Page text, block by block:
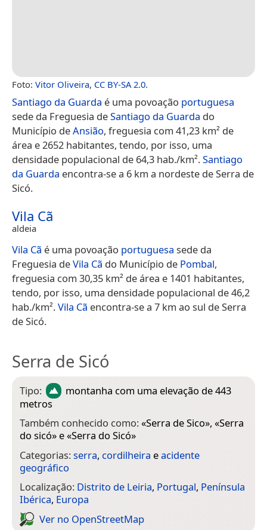
Foto: Vitor Oliveira, CC BY-SA 2.0.
Santiago da Guarda é uma povoação portuguesa
sede da Freguesia deSantiago da Guarda do
Município deAnsião, freguesia com 41,23 km² de
área e 2652 habitantes, tendo, por isso, uma
densidade populacional de 64,3 hab./km².Santiago
da Guarda encontra-se a 6 km a nordeste de Serra de
Sicó.
Vila Cã
aldeia
Vila Cã é uma povoação portuguesa sede da
Freguesia deVila Cã do Município de Pombal,
freguesia com 30,35 km² de área e 1401 habitantes,
tendo, por isso, uma densidade populacional de 46,2
hab./km².Vila Cã encontra-se a 7 km ao sul de Serra
de Sicó.
Serra de Sicó
Tipo: montanha com uma elevação de 443
metros
Também conhecido como:«Serra de Sico», «Serra
do sicó» e «Serra do Sicó»
Categorias:serra, cordilheira eacidente
geográfico
Localização: Distrito de Leiria, Portugal, Península
Ibérica, Europa
Ver no Open­Street­Map